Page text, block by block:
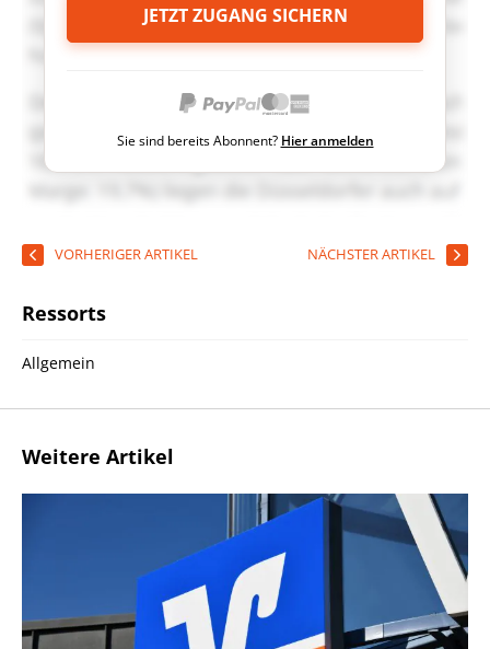
JETZT ZUGANG SICHERN
Sie sind bereits Abonnent? Hier anmelden
VORHERIGER ARTIKEL NÄCHSTER ARTIKEL
Ressorts
Allgemein
Weitere Artikel